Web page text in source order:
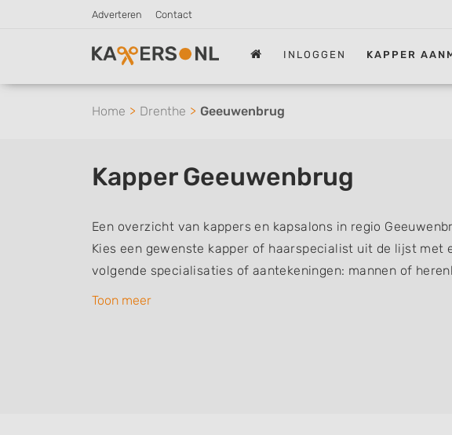
Adverteren Contact
INLOGGEN KAPPER
Home Drenthe Geeuwenbrug
Kapper Geeuwenbrug
Een overzicht van kappers en kapsalons in regio
Kies een gewenste kapper of haarspecialist uit de lijst met
volgende specialisaties of aantekeningen: mannen of
vrouwen of dameskapper, kinderkapper, thuiskapper, barber
Toon meer